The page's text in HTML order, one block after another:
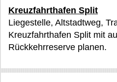
Kreuzfahrthafen Split
Liegestelle, Altstadtweg,
Kreuzfahrthafen Split mit
Rückkehrreserve planen.